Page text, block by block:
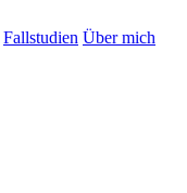
Fallstudien Über mich